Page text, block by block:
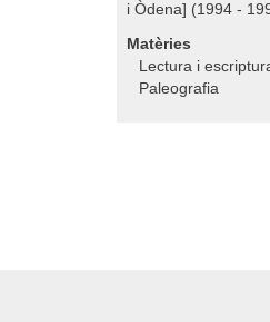
i Òdena] (1994 -
Matèries
Lectura i
Paleografia